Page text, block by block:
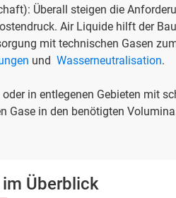
Überall steigen die
Air Liquide hilft der
mit technischen Gasen
und Wasserneutralisation.
in entlegenen Gebieten mit
Gase in den benötigten
Überblick